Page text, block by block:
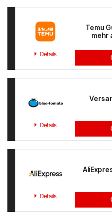
Temu
mehr
Details
Details
Details